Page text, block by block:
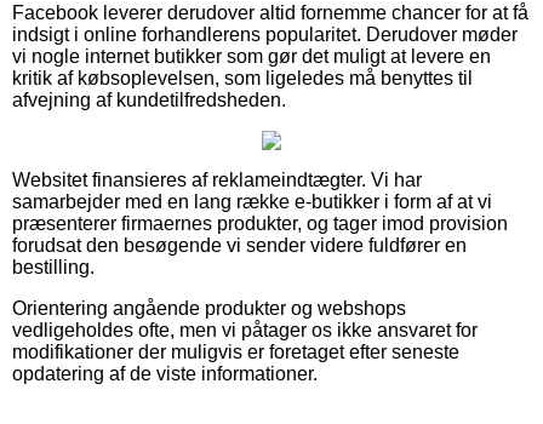
Facebook leverer derudover altid fornemme chancer for at få
indsigt i online forhandlerens popularitet. Derudover møder
vi nogle internet butikker som gør det muligt at levere en
kritik af købsoplevelsen, som ligeledes må benyttes til
afvejning af kundetilfredsheden.
Websitet finansieres af reklameindtægter. Vi har
samarbejder med en lang række e-butikker i form af at vi
præsenterer firmaernes produkter, og tager imod provision
forudsat den besøgende vi sender videre fuldfører en
bestilling.
Orientering angående produkter og webshops
vedligeholdes ofte, men vi påtager os ikke ansvaret for
modifikationer der muligvis er foretaget efter seneste
opdatering af de viste informationer.